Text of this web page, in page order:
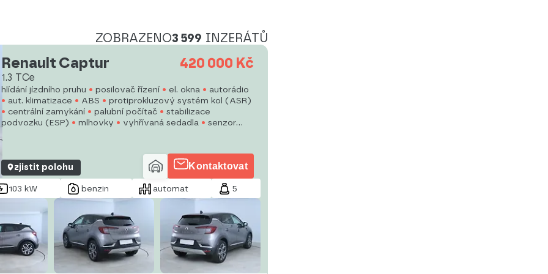
ZOBRAZENO3 599 INZERÁTŮ
Renault Captur
1.3 TCe
420 000 Kč
hlídání jízdního pruhu posilovač řízení el. okna
autorádio
aut. klimatizace
ABS
protiprokluzový systém kol (ASR)
centrální zamykání
palubní počítač
stabilizace
podvozku (ESP)
mlhovky vyhřívaná sedadla
senzor
zjistit polohu Kontaktovat
103 kW benzin automat 5